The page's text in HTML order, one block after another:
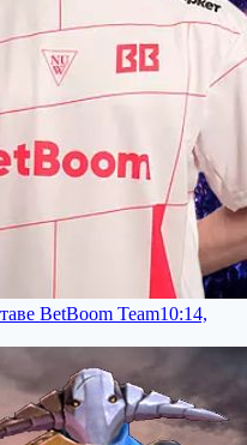
BetBoom Team10:14,